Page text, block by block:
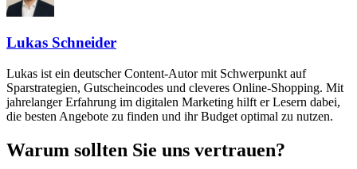
Lukas Schneider
Lukas ist ein deutscher Content-Autor mit Schwerpunkt auf
Sparstrategien, Gutscheincodes und cleveres Online-Shopping. Mit
jahrelanger Erfahrung im digitalen Marketing hilft er Lesern dabei,
die besten Angebote zu finden und ihr Budget optimal zu nutzen.
Warum sollten Sie uns vertrauen?